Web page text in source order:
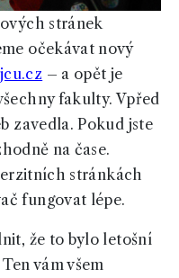
stránek
očekávat nový
– a opět je
fakulty. Vpřed
zavedla. Pokud jste
na čase.
stránkách
fungovat lépe.
že to bylo letošní
vám všem